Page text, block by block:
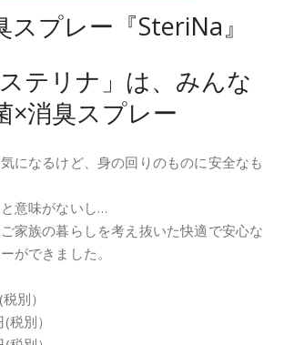
スプレー『SteriNa』
テリナ」は、みんな
×消臭スプレー
になるけど、身の回りのものに安全なも
意味がないし…
家族の暮らしを考え抜いた快適で安心な
ができました。
別）
別）